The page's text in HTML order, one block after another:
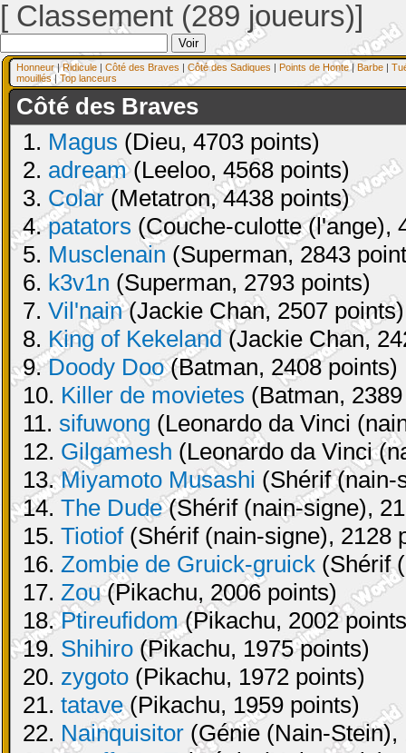
[ Classement (289 joueurs)]
Honneur|Ridicule | Côté des Braves | Côté des Sadiques | Points de Honte| Barbe |
mouillés| Top lanceurs
Côté des Braves
1. Magus (Dieu, 4703 points)
2. adream(Leeloo, 4568 points)
3. Colar (Metatron, 4438 points)
4.patators (Couche-culotte (l'ange),
5. Musclenain (Superman, 2843
6. k3v1n (Superman, 2793 points)
7. Vil'nain(Jackie Chan, 2507 points)
8. King of Kekeland(Jackie Chan,
9.Doody Doo(Batman, 2408 points)
10. Killer de movietes (Batman,
11. sifuwong (Leonardo da Vinci
12. Gilgamesh (Leonardo da Vinci
13.Miyamoto Musashi (Shérif (nain-
14. The Dude(Shérif (nain-signe),
15. Tiotiof(Shérif (nain-signe), 2128
16. Zombie de Gruick-gruick (Shérif
17. Zou(Pikachu, 2006 points)
18.Ptireufidom(Pikachu, 2002
19. Shihiro (Pikachu, 1975 points)
20. zygoto (Pikachu, 1972 points)
21. tatave(Pikachu, 1959 points)
22. Nainquisitor (Génie (Nain-Stein),